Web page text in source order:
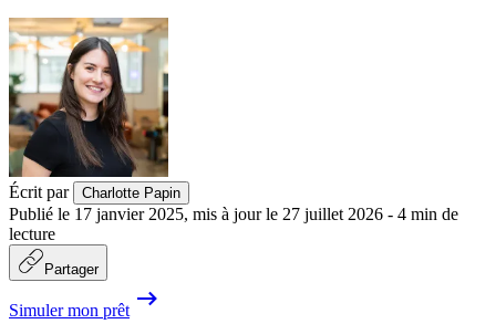
Écrit par Charlotte Papin
Publié le 17 janvier 2025, mis à jour le 27 juillet 2026 - 4 min de
lecture
Partager
Simuler mon prêt